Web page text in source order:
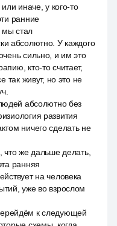
иначе, у кого-то
ранние
мы стал
абсолютно. У каждого
сильно, и им это
кто-то считает,
так живут, но это не
абсолютно без
развития
ничего сделать не
что же дальше делать,
ранняя
на человека
уже во взрослом
к следующей